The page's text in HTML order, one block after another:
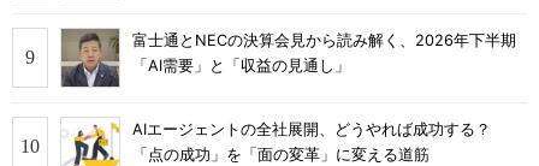
富士通とNECの決算会見から読み解く、2026年下半期
「AI需要」と「収益の見通し」
AIエージェントの全社展開、どうやれば成功する？
「点の成功」を「面の変革」に変える道筋